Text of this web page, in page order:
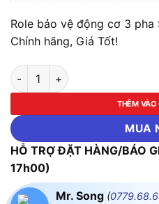
Role bảo vệ động cơ 3 pha
Chính hãng, Giá Tốt!
Role bảo vệ động cơ 3 pha
THÊM VÀO
MUA
HỖ TRỢ ĐẶT HÀNG/BÁO
17h00)
Mr. Song (